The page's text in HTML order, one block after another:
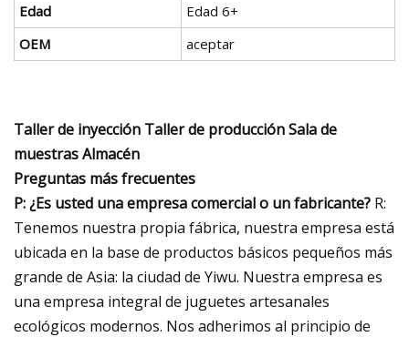
Edad
Edad 6+
OEM
aceptar
Taller de inyección Taller de producción Sala de
muestras Almacén
Preguntas más frecuentes
P: ¿Es usted una empresa comercial o un fabricante? R:
Tenemos nuestra propia fábrica, nuestra empresa está
ubicada en la base de productos básicos pequeños más
grande de Asia: la ciudad de Yiwu. Nuestra empresa es
una empresa integral de juguetes artesanales
ecológicos modernos. Nos adherimos al principio de